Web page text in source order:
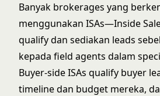
Banyak brokerages yang
menggunakan ISAs—Inside
qualify dan sediakan leads
kepada field agents dalam
Buyer-side ISAs qualify buyer
timeline dan budget mereka,